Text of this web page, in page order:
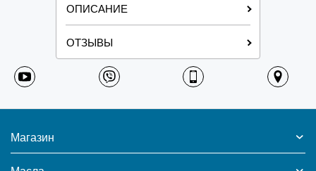
ОПИСАНИЕ
ОТЗЫВЫ
Магазин